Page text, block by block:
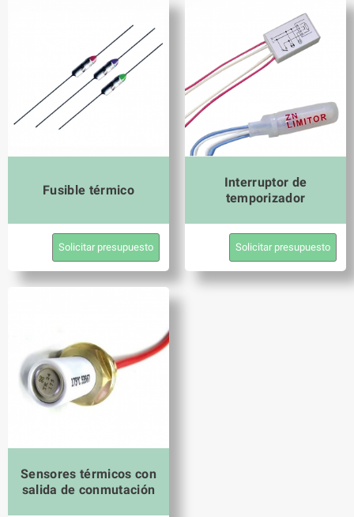
Fusible térmico
Solicitar presupuesto
Interruptor de
temporizador
Solicitar presupuesto
Sensores térmicos con
salida de conmutación